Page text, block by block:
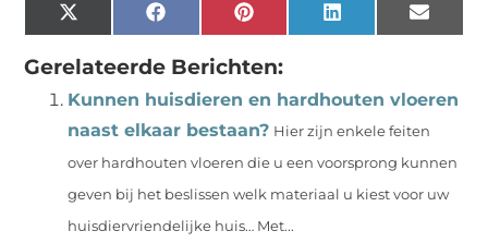
X
(Twitter)
FacebookPinterest LinkedIn Email
Gerelateerde Berichten:
Kunnen huisdieren en hardhouten vloeren
naast elkaar bestaan? Hier zijn enkele feiten
over hardhouten vloeren die u een voorsprong kunnen
geven bij het beslissen welk materiaal u kiest voor uw
huisdiervriendelijke huis… Met...